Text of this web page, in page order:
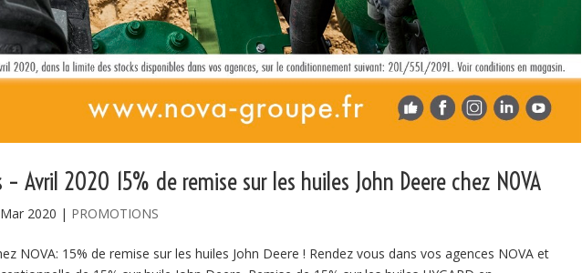
– Avril 2020 15% de remise sur les huiles John Deere chez NOVA
2020 | PROMOTIONS
NOVA: 15% de remise sur les huiles John Deere ! Rendez vous dans vos agences NOVA et